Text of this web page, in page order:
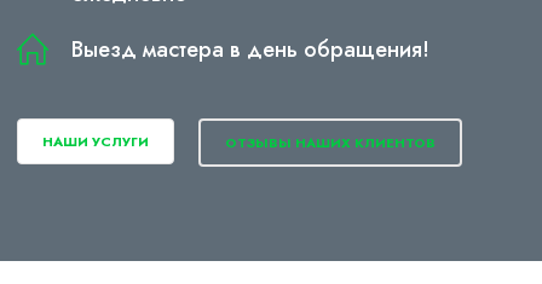
Выезд мастера в день обращения!
НАШИ УСЛУГИ ОТЗЫВЫ НАШИХ КЛИЕНТОВ